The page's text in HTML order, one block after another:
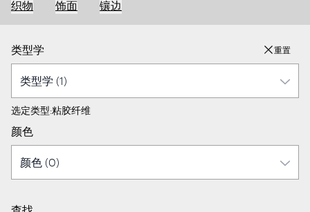
织物 饰面 镶边
类型学 重置
选定类型:粘胶纤维
颜色